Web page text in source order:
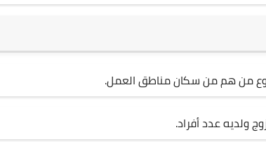
من هم من سكان مناطق العمل.
ولديه عدد أفراد.